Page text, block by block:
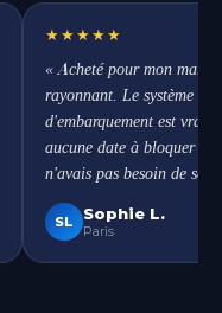
★★★★★
« Acheté pour mon mari.
rayonnant. Le système de
d'embarquement est
aucune date à bloquer à
n'avais pas besoin de son
SL Sophie L.
Paris